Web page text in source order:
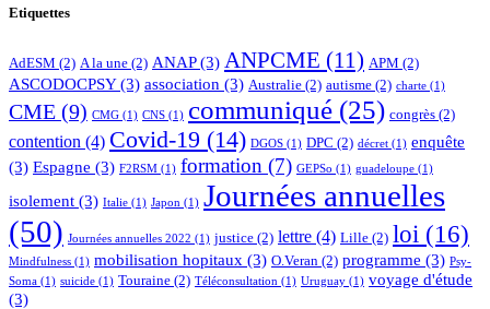
Etiquettes
AdESM (2) A la une (2) ANAP(3) ANPCME (11) APM (2)
ASCODOCPSY(3) association (3) Australie (2) autisme (2) charte (1)
CME (9) CMG (1) CNS (1) communiqué (25) congrès (2)
contention (4) Covid-19 (14) DGOS (1) DPC (2) décret (1) enquête
(3) Espagne (3) F2RSM (1) formation (7) GEPSo (1) guadeloupe (1)
isolement (3) Italie (1) Japon (1) Journées annuelles
(50) Journées annuelles 2022 (1) justice (2) lettre (4) Lille (2) loi (16)
Mindfulness (1) mobilisation hopitaux (3) O.Veran (2) programme (3) Psy-
Soma (1) suicide (1) Touraine (2) Téléconsultation (1) Uruguay (1) voyage d'étude
(3)